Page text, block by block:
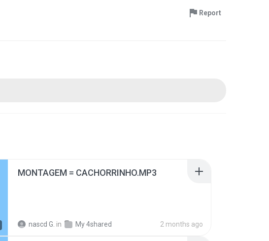
Report
MONTAGEM = CACHORRINHO.MP3
nascd G. in My 4shared 2 months ago